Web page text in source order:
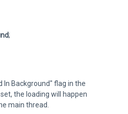
;
In Background" flag in the
the loading will happen
main thread.